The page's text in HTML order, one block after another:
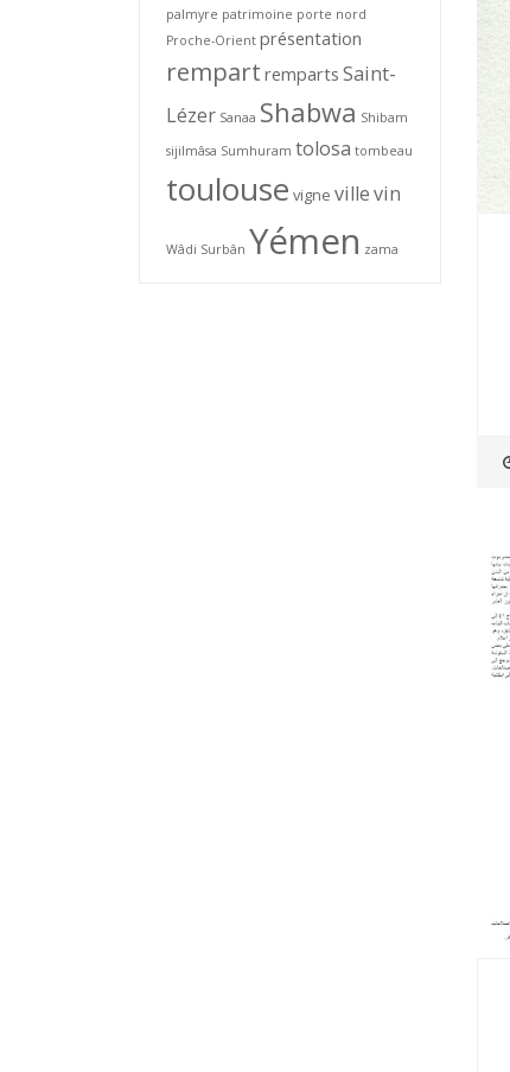
palmyre patrimoine porte nord
Proche-Orient présentation
rempart remparts Saint-
Lézer Sanaa Shabwa Shibam
sijilmâsa Sumhuram tolosa tombeau
toulouse vigne villevin
Wâdi Surbân Yémen zama